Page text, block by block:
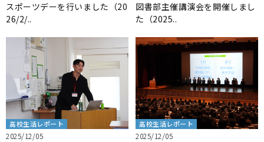
スポーツデーを行いました（20
26/2/..
図書部主催講演会を開催しまし
た（2025..
高校生活レポート
2025/12/05
高校生活レポート
2025/12/05